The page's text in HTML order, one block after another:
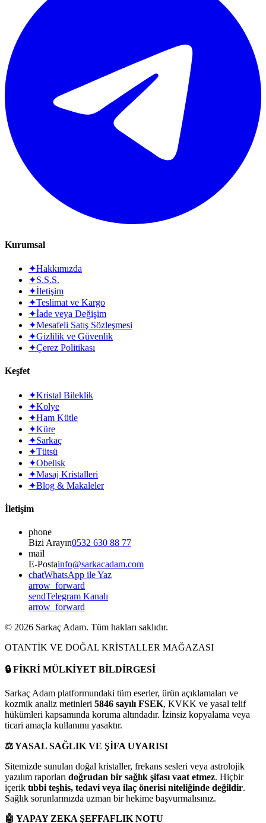
Kurumsal
✦Hakkımızda
✦S.S.S.
✦İletişim
✦Teslimat ve Kargo
✦İade veya Değişim
✦Mesafeli Satış Sözleşmesi
✦Gizlilik ve Güvenlik
✦Çerez Politikası
Keşfet
✦Kristal Bileklik
✦Kolye
✦Ham Kütle
✦Küre
✦Sarkaç
✦Tütsü
✦Obelisk
✦Masaj Kristalleri
✦Blog & Makaleler
İletişim
phone
Bizi Arayın0532 630 88 77
mail
E-Postainfo@sarkacadam.com
chatWhatsApp ile Yaz
arrow_forward
sendTelegram Kanalı
arrow_forward
© 2026 Sarkaç Adam. Tüm hakları saklıdır.
OTANTİK VE DOĞAL KRİSTALLER MAĞAZASI
🔒FİKRİ MÜLKİYET BİLDİRGESİ
Sarkaç Adam platformundaki tüm eserler, ürün açıklamaları ve
kozmik analiz metinleri 5846 sayılı FSEK, KVKK ve yasal telif
hükümleri kapsamında koruma altındadır. İzinsiz kopyalama veya
ticari amaçla kullanımı yasaktır.
⚖️YASAL SAĞLIK VE ŞİFA UYARISI
Sitemizde sunulan doğal kristaller, frekans sesleri veya astrolojik
yazılım raporları doğrudan bir sağlık şifası vaat etmez. Hiçbir
içerik tıbbi teşhis, tedavi veya ilaç önerisi niteliğinde değildir.
Sağlık sorunlarınızda uzman bir hekime başvurmalısınız.
🤖 YAPAY ZEKA ŞEFFAFLIK NOTU